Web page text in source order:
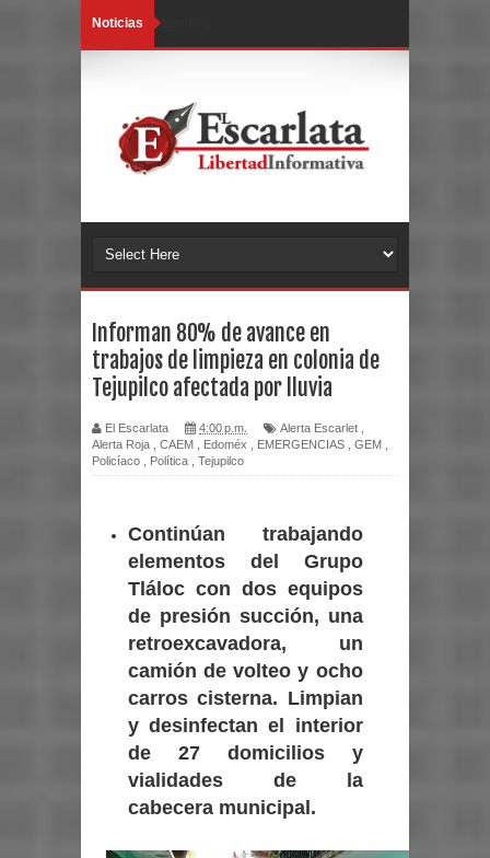
Noticias
Informan 80% de avance en
trabajos de limpieza en colonia de
Tejupilco afectada por lluvia
El Escarlata 4:00 p.m. Alerta Escarlet
Alerta Roja
CAEM Edoméx EMERGENCIAS GEM
Policíaco
Política Tejupilco
Continúan trabajando
elementos del Grupo
Tláloc con dos equipos
de presión succión, una
retroexcavadora, un
camión de volteo y ocho
carros cisterna. Limpian
y desinfectan el interior
de 27 domicilios y
vialidades de la
cabecera municipal.